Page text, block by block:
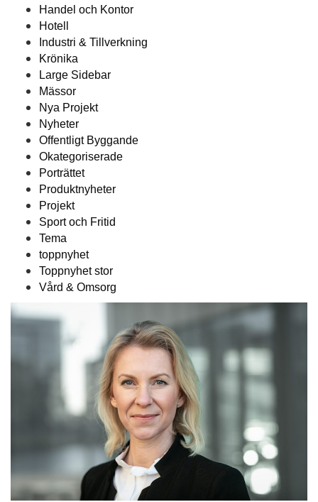
Handel och Kontor
Hotell
Industri & Tillverkning
Krönika
Large Sidebar
Mässor
Nya Projekt
Nyheter
Offentligt Byggande
Okategoriserade
Porträttet
Produktnyheter
Projekt
Sport och Fritid
Tema
toppnyhet
Toppnyhet stor
Vård & Omsorg